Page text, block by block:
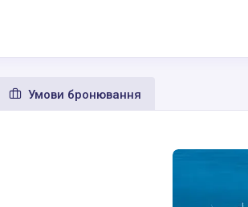
Умови бронювання